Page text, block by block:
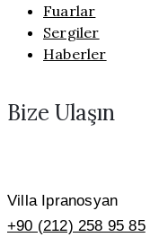
Fuarlar
Sergiler
Haberler
Bize Ulaşın
Villa Ipranosyan
+90 (212) 258 95 85